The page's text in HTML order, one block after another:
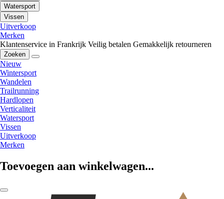
Watersport
Vissen
Uitverkoop
Merken
Klantenservice in Frankrijk Veilig betalen Gemakkelijk retourneren
Zoeken
Nieuw
Wintersport
Wandelen
Trailrunning
Hardlopen
Verticaliteit
Watersport
Vissen
Uitverkoop
Merken
Toevoegen aan winkelwagen...